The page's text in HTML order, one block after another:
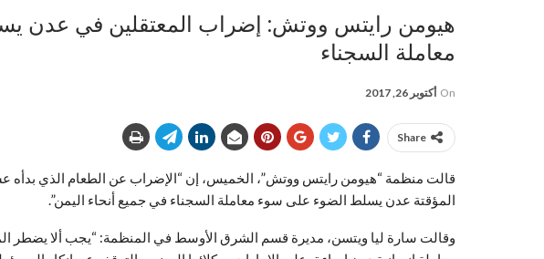
هيومن رايتس ووتش: إضراب المعتقلين في عدن
معاملة السجناء
On أكتوبر 26, 2017
Share
قالت منظمة “هيومن رايتس ووتش”، الخميس، إن “الإضراب عن الطعام الذي بدأه
المؤقتة عدن يسلط الضوء على سوء معاملة السجناء في جميع أنحاء اليمن”.
وقالت سارة ليا ويتسن، مديرة قسم الشرق الأوسط في المنظمة: “يجب ألا يضطر